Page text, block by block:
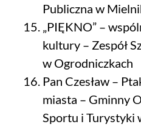
Publiczna w
„PIĘKNO” –
kultury – Zespół
w Ogrodniczkach
Pan Czesław –
miasta – Gminny
Sportu i Turystyki